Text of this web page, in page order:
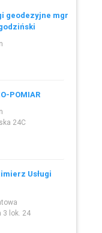
geodezyjne mgr
POMIAR
24C
Usługi
3 lok. 24